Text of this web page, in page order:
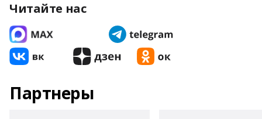
Читайте нас
Партнеры